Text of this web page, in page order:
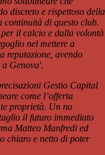
discreto e rispettoso della
continuità di questo club.
il calcio e dalla volontà
nel mettere a
reputazione, avendo
Genova'.
Gestio Capital
come l’offerta
proprietà. Un no
il futuro immediato
Matteo Manfredi ed
chiaro e netto di poter